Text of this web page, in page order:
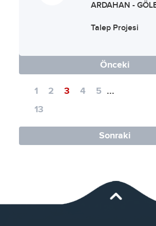
ARDAHAN -
Talep Projesi
Önceki
1 2 3 4 5 ...
13
Sonraki